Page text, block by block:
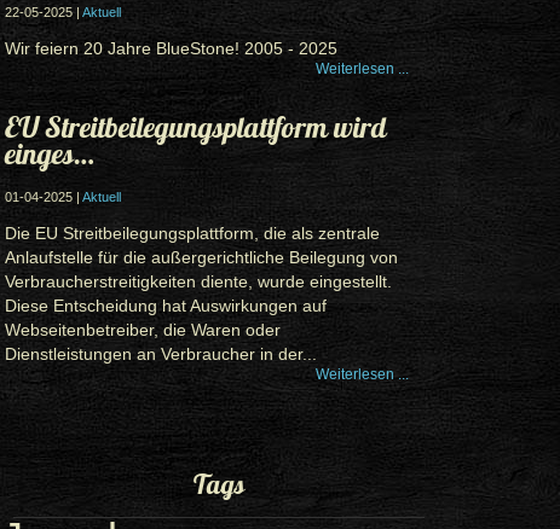
22-05-2025 | Aktuell
Wir feiern 20 Jahre BlueStone! 2005 - 2025
Weiterlesen ...
EU Streitbeilegungsplattform wird
einges…
01-04-2025 | Aktuell
Die EU Streitbeilegungsplattform, die als zentrale
Anlaufstelle für die außergerichtliche Beilegung von
Verbraucherstreitigkeiten diente, wurde eingestellt.
Diese Entscheidung hat Auswirkungen auf
Webseitenbetreiber, die Waren oder
Dienstleistungen an Verbraucher in der...
Weiterlesen ...
Tags